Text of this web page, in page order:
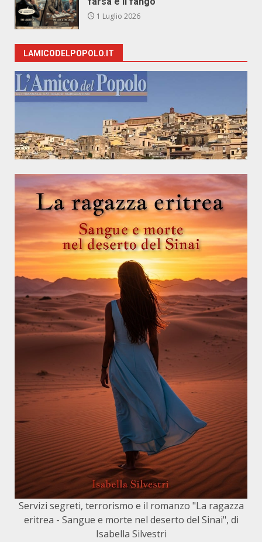
1 Luglio 2026
LAMICODELPOPOLO.IT
Servizi segreti, terrorismo e il romanzo "La ragazza
eritrea - Sangue e morte nel deserto del Sinai", di
Isabella Silvestri